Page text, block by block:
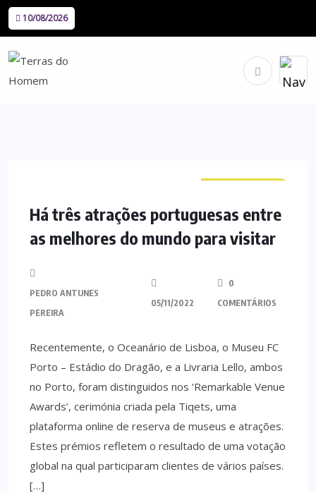
10/08/2026
Há três atrações portuguesas entre
as melhores do mundo para visitar
PEDRO ANTUNES
PEREIRA
05/11/2022
0
COMENTÁRIOS
Recentemente, o Oceanário de Lisboa, o Museu FC
Porto – Estádio do Dragão, e a Livraria Lello, ambos
no Porto, foram distinguidos nos ‘Remarkable Venue
Awards’, cerimónia criada pela Tiqets, uma
plataforma online de reserva de museus e atrações.
Estes prémios refletem o resultado de uma votação
global na qual participaram clientes de vários países.
[…]